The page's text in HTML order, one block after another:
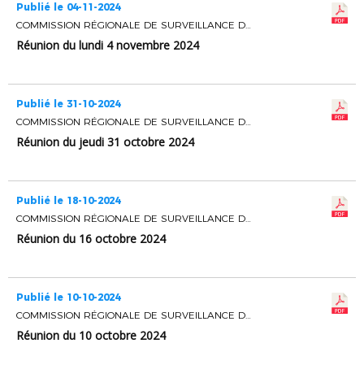
Publié le 04-11-2024
COMMISSION RÉGIONALE DE SURVEILLANCE DES OPERATIONS ELECTORALES
Réunion du lundi 4 novembre 2024
Publié le 31-10-2024
COMMISSION RÉGIONALE DE SURVEILLANCE DES OPERATIONS ELECTORALES
Réunion du jeudi 31 octobre 2024
Publié le 18-10-2024
COMMISSION RÉGIONALE DE SURVEILLANCE DES OPERATIONS ELECTORALES
Réunion du 16 octobre 2024
Publié le 10-10-2024
COMMISSION RÉGIONALE DE SURVEILLANCE DES OPERATIONS ELECTORALES
Réunion du 10 octobre 2024